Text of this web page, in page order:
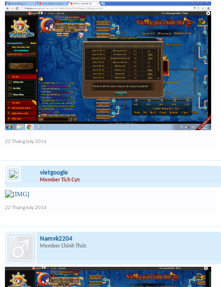
22 Tháng bảy 2016
vietgoogle
Member Tích Cực
22 Tháng bảy 2016
Namvk2204
Member Chính Thức